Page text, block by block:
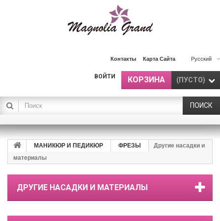
Русский
Контакты Карта Сайта
КОРЗИНА (ПУСТО)
ВОЙТИ
ПОИСК
МАНИКЮР И ПЕДИКЮР ФРЕЗЫ
Другие насадки и
материалы
ДРУГИЕ НАСАДКИ И МАТЕРИАЛЫ